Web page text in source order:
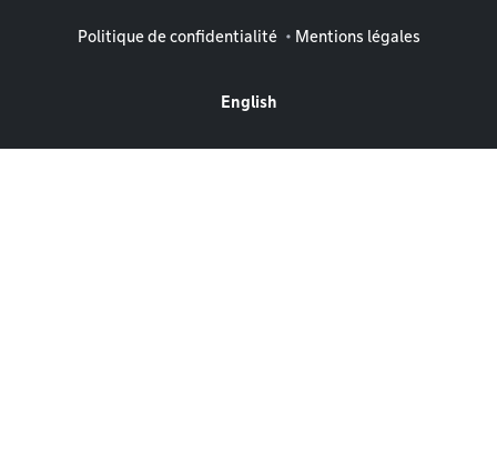
Mentions légales
Politique de confidentialité Mentions légales
English